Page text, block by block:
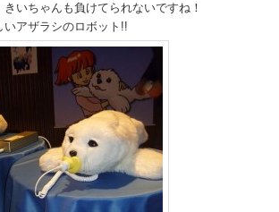
いちゃんも負けてられないですね！
いアザラシのロボット!!